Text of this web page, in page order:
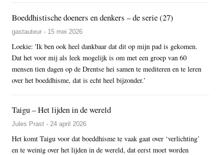
Boeddhistische doeners en denkers – de serie (27)
gastauteur - 15 mei 2026
Loekie: 'Ik ben ook heel dankbaar dat dit op mijn pad is gekomen.
Dat het voor mij als leek mogelijk is om met een groep van 60
mensen tien dagen op de Drentse hei samen te mediteren en te leren
over het boeddhisme, dat is echt heel bijzonder.’
Taigu – Het lijden in de wereld
Jules Prast - 24 april 2026
Het komt Taigu voor dat boeddhisme te vaak gaat over ‘verlichting’
en te weinig over het lijden in de wereld, dat eerst moet worden